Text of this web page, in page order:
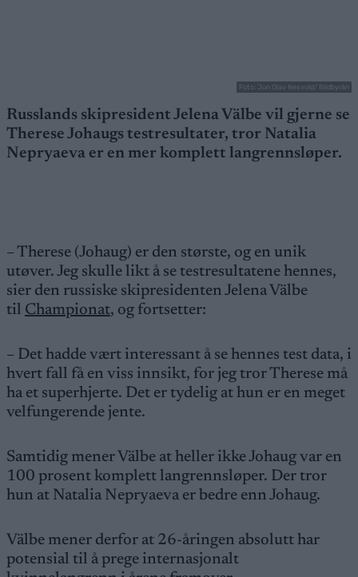
Foto: Jon Olav Nesvold/ Bildbyrån
Russlands skipresident Jelena Välbe vil gjerne se
Therese Johaugs testresultater, tror Natalia
Nepryaeva er en mer komplett langrennsløper.
– Therese (Johaug) er den største, og en unik
utøver. Jeg skulle likt å se testresultatene hennes,
sier den russiske skipresidenten Jelena Välbe
til Championat, og fortsetter:
– Det hadde vært interessant å se hennes test data, i
hvert fall få en viss innsikt, for jeg tror Therese må
ha et superhjerte. Det er tydelig at hun er en meget
velfungerende jente.
Samtidig mener Välbe at heller ikke Johaug var en
100 prosent komplett langrennsløper. Der tror
hun at Natalia Nepryaeva er bedre enn Johaug.
Välbe mener derfor at 26-åringen absolutt har
potensial til å prege internasjonalt